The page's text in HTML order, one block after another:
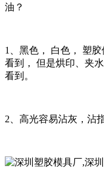
油？
1、黑色， 白色， 塑
看到， 但是烘印、夹
看到。
2、高光容易沾灰，沾